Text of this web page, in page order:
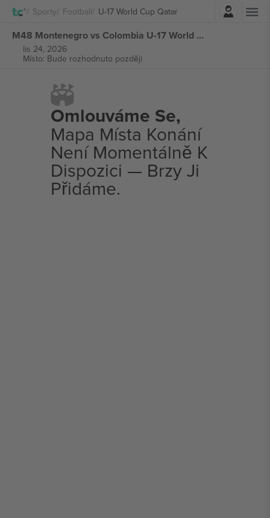
Sporty Football U-17 World Cup Qatar
Přihlásit se
M48 Montenegro vs Colombia U-17 World Cup Qatar vstupenek
lis 24, 2026
Místo: Bude rozhodnuto později
Omlouváme Se,
Mapa Místa Konání
Není Momentálně K
Dispozici — Brzy Ji
Přidáme.